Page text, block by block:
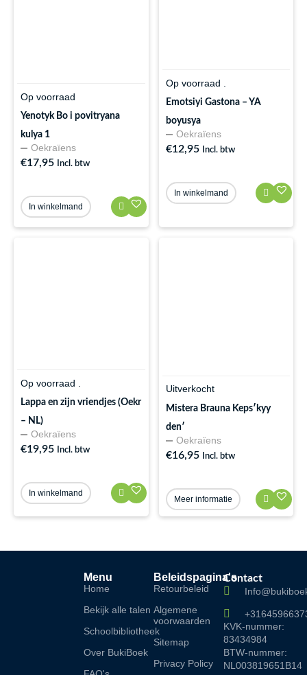
Op voorraad
Yenotyk Bo i povitryana
kulya 1
Oekraïens
€17,95 Incl. btw
In winkelmand
Op voorraad .
Emotsiyi Gastona – YA
boyusya
Oekraïens
€12,95 Incl. btw
In winkelmand
Op voorraad .
Lappa en zijn vriendjes (Oekr
– NL)
Oekraïens
€19,95 Incl. btw
In winkelmand
Uitverkocht
Mistera Brauna Kepsʹkyy
denʹ
Oekraïens
€16,95 Incl. btw
Meer informatie
Menu
Home
Bekijk alle talen
Schoolbibliotheek
Over BukiBoek
Beleidspagina's
Retourbeleid
Algemene
voorwaarden
Sitemap
Privacy Policy
Contact
KVK-nummer:
83434984
BTW-nummer:
NL003819651B14